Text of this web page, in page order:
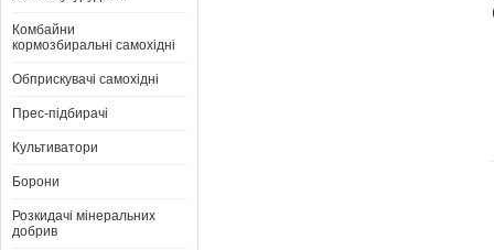
Комбайни
кормозбиральні самохідні
Обприскувачі самохідні
Прес-підбирачі
Культиватори
Борони
Розкидачі мінеральних
добрив